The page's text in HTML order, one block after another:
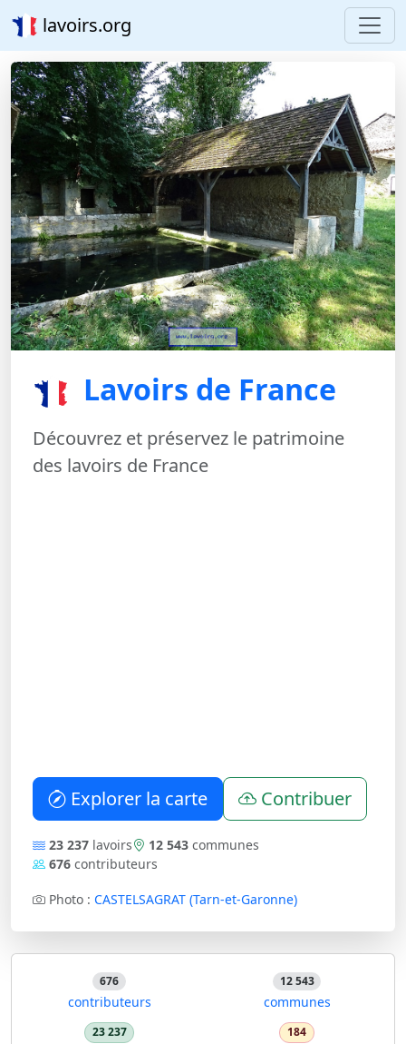
lavoirs.org
Lavoirs de France
Découvrez et préservez le patrimoine
des lavoirs de France
Explorer la carte Contribuer
23 237 lavoirs 12 543 communes
676 contributeurs
Photo : CASTELSAGRAT (Tarn-et-Garonne)
676
contributeurs
12 543
communes
23 237 184